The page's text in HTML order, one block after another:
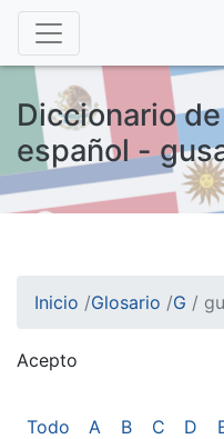
Diccionario
español -
Inicio /Glosario /G /
Acepto
Esto nos ayuda a
Todo A B C D